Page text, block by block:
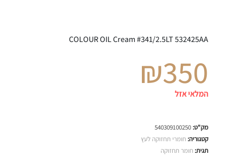
COLOUR OIL Cream #341/2.5LT 532425AA
₪350
המלאי אזל
מק"ט:540309100250
קטגוריה:חומרי תחזוקה לעץ
תגית:חומר תחזוקה